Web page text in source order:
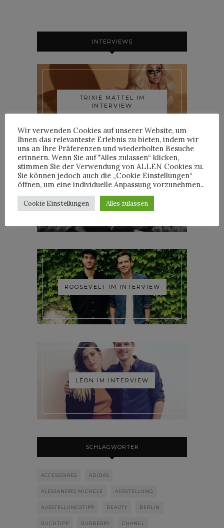
INTERVIEWS
TRIXIE MATTEL IM
INTERVIEW
YOANN LEMOINE AKA
WOODKID IM INTERVIEW
ROOSEVELT IM INTERVIEW
LÉON IM INTERVIEW
SCHLAGWÖRTER
ACCESSOIRES ADIDAS
ALESSANDRO MICHELE AUSSTELLUNG
AUSSTELLUNGSTIPP BEAUTY BERLIN
BUCHTIPP BURBERRY CHANEL
Wir verwenden Cookies auf unserer Website, um
Ihnen das relevanteste Erlebnis zu bieten, indem wir
uns an Ihre Präferenzen und wiederholten Besuche
erinnern. Wenn Sie auf "Alles zulassen“ klicken,
stimmen Sie der Verwendung von ALLEN Cookies zu.
Sie können jedoch auch die „Cookie Einstellungen“
öffnen, um eine individuelle Anpassung vorzunehmen..
Cookie Einstellungen Alles zulassen